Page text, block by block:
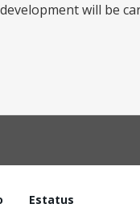
will be
Estatus